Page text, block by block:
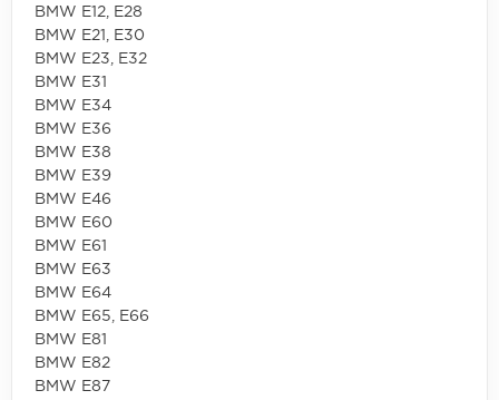
BMW E12, E28
BMW E21, E30
BMW E23, E32
BMW E31
BMW E34
BMW E36
BMW E38
BMW E39
BMW E46
BMW E60
BMW E61
BMW E63
BMW E64
BMW E65, E66
BMW E81
BMW E82
BMW E87